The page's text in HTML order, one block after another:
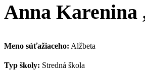
Anna Karenina
Meno súťažiaceho: Alžbeta
Typ školy: Stredná škola